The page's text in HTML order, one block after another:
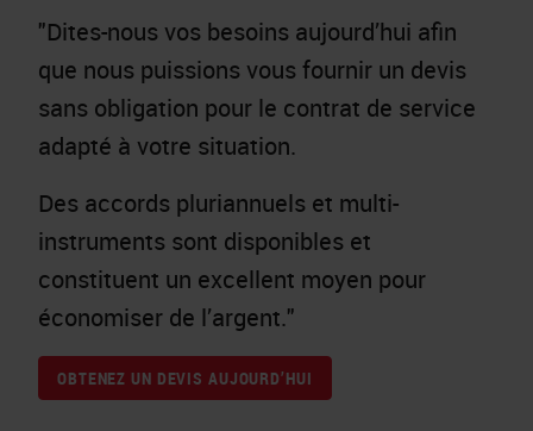
"Dites-nous vos besoins aujourd’hui afin
que nous puissions vous fournir un devis
sans obligation pour le contrat de service
adapté à votre situation.
Des accords pluriannuels et multi-
instruments sont disponibles et
constituent un excellent moyen pour
économiser de l’argent."
OBTENEZ UN DEVIS AUJOURD’HUI